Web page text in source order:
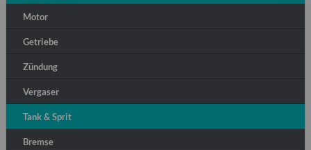
Motor
Getriebe
Zündung
Vergaser
Tank & Sprit
Bremse